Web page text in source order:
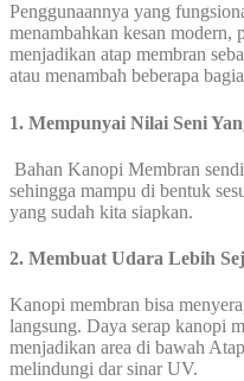
Penggunaannya yang
menambahkan kesan modern,
menjadikan atap membran
atau menambah beberapa
1. Mempunyai Nilai Seni
Bahan Kanopi Membran
sehingga mampu di bentuk
yang sudah kita siapkan.
2. Membuat Udara Lebih
Kanopi membran bisa
langsung. Daya serap kanopi
menjadikan area di bawah
melindungi dar sinar UV.